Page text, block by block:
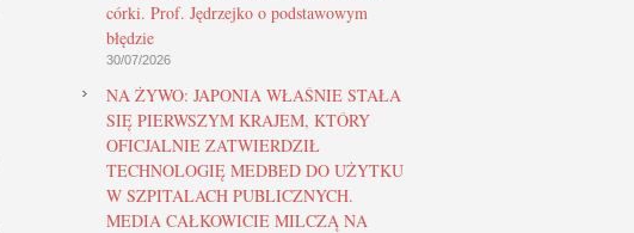
córki. Prof. Jędrzejko o podstawowym
błędzie
30/07/2026
NA ŻYWO: JAPONIA WŁAŚNIE STAŁA
SIĘ PIERWSZYM KRAJEM, KTÓRY
OFICJALNIE ZATWIERDZIŁ
TECHNOLOGIĘ MEDBED DO UŻYTKU
W SZPITALACH PUBLICZNYCH.
MEDIA CAŁKOWICIE MILCZĄ NA